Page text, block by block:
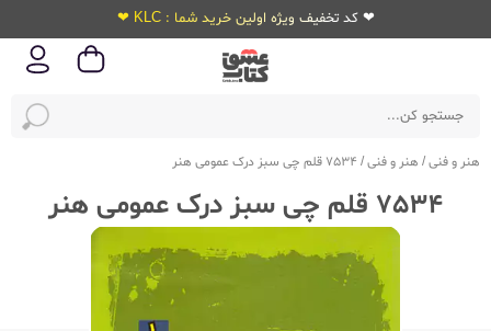
❤ کد تخفیف ویژه اولین خرید شما : KLC ❤
هنر و فنی/ هنر و فنی/ 7534 قلم چی سبز درک عمومی هنر
7534 قلم چی سبز درک عمومی هنر